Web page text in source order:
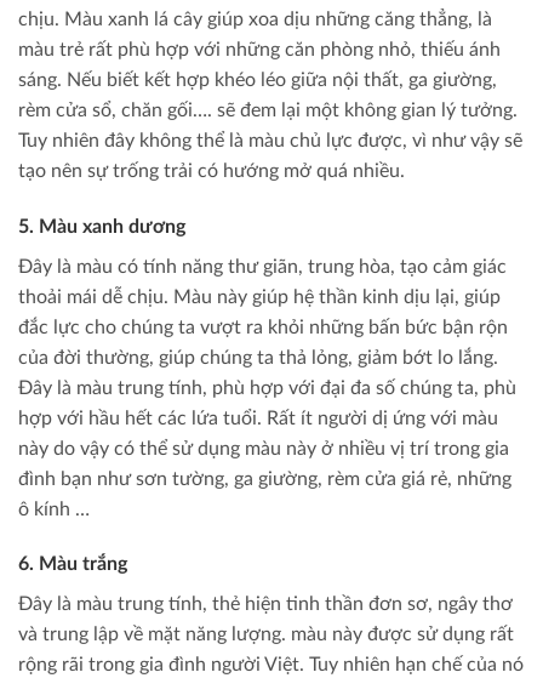
chịu. Màu xanh lá cây giúp xoa dịu những căng thẳng, là
màu trẻ rất phù hợp với những căn phòng nhỏ, thiếu ánh
sáng. Nếu biết kết hợp khéo léo giữa nội thất, ga giường,
rèm cửa sổ, chăn gối…. sẽ đem lại một không gian lý tưởng.
Tuy nhiên đây không thể là màu chủ lực được, vì như vậy sẽ
tạo nên sự trống trải có hướng mở quá nhiều.
5. Màu xanh dương
Đây là màu có tính năng thư giãn, trung hòa, tạo cảm giác
thoải mái dễ chịu. Màu này giúp hệ thần kinh dịu lại, giúp
đắc lực cho chúng ta vượt ra khỏi những bấn bức bận rộn
của đời thường, giúp chúng ta thả lỏng, giảm bớt lo lắng.
Đây là màu trung tính, phù hợp với đại đa số chúng ta, phù
hợp với hầu hết các lứa tuổi. Rất ít người dị ứng với màu
này do vậy có thể sử dụng màu này ở nhiều vị trí trong gia
đình bạn như sơn tường, ga giường, rèm cửa giá rẻ, những
ô kính …
6. Màu trắng
Đây là màu trung tính, thẻ hiện tinh thần đơn sơ, ngây thơ
và trung lập về mặt năng lượng. màu này được sử dụng rất
rộng rãi trong gia đình người Việt. Tuy nhiên hạn chế của nó